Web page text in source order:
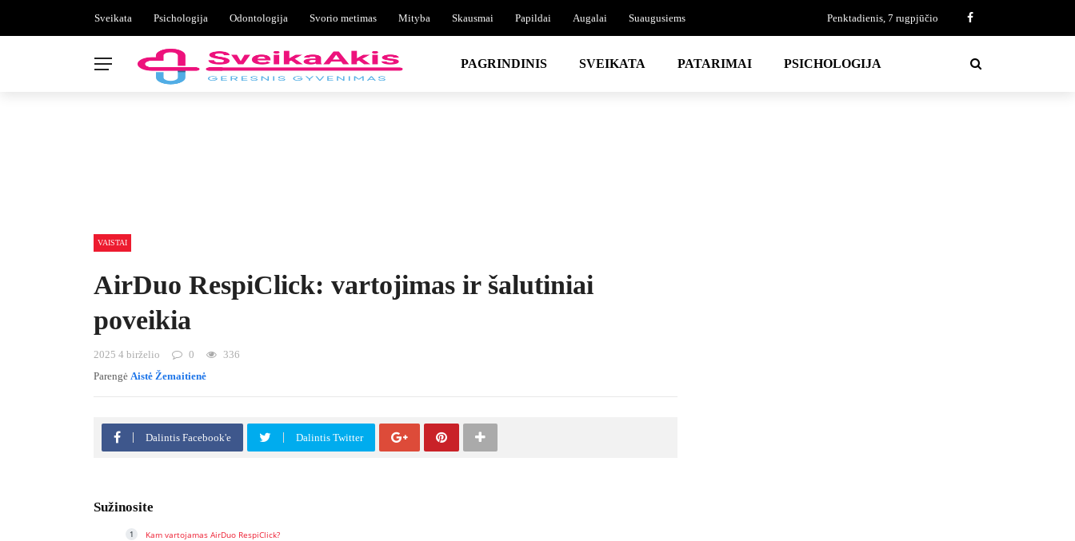
Sveikata Psichologija Odontologija Svorio metimas Mityba Skausmai Papildai Augalai Suaugusiems Penktadienis, 7 rugpjūčio
PAGRINDINIS SVEIKATA PATARIMAI PSICHOLOGIJA
VAISTAI
AirDuo RespiClick: vartojimas ir šalutiniai
poveikia
2025 4 birželio 0
336
Parengė Aistė Žemaitienė
Dalintis Facebook'e Dalintis Twitter
Sužinosite
Kam vartojamas AirDuo RespiClick?